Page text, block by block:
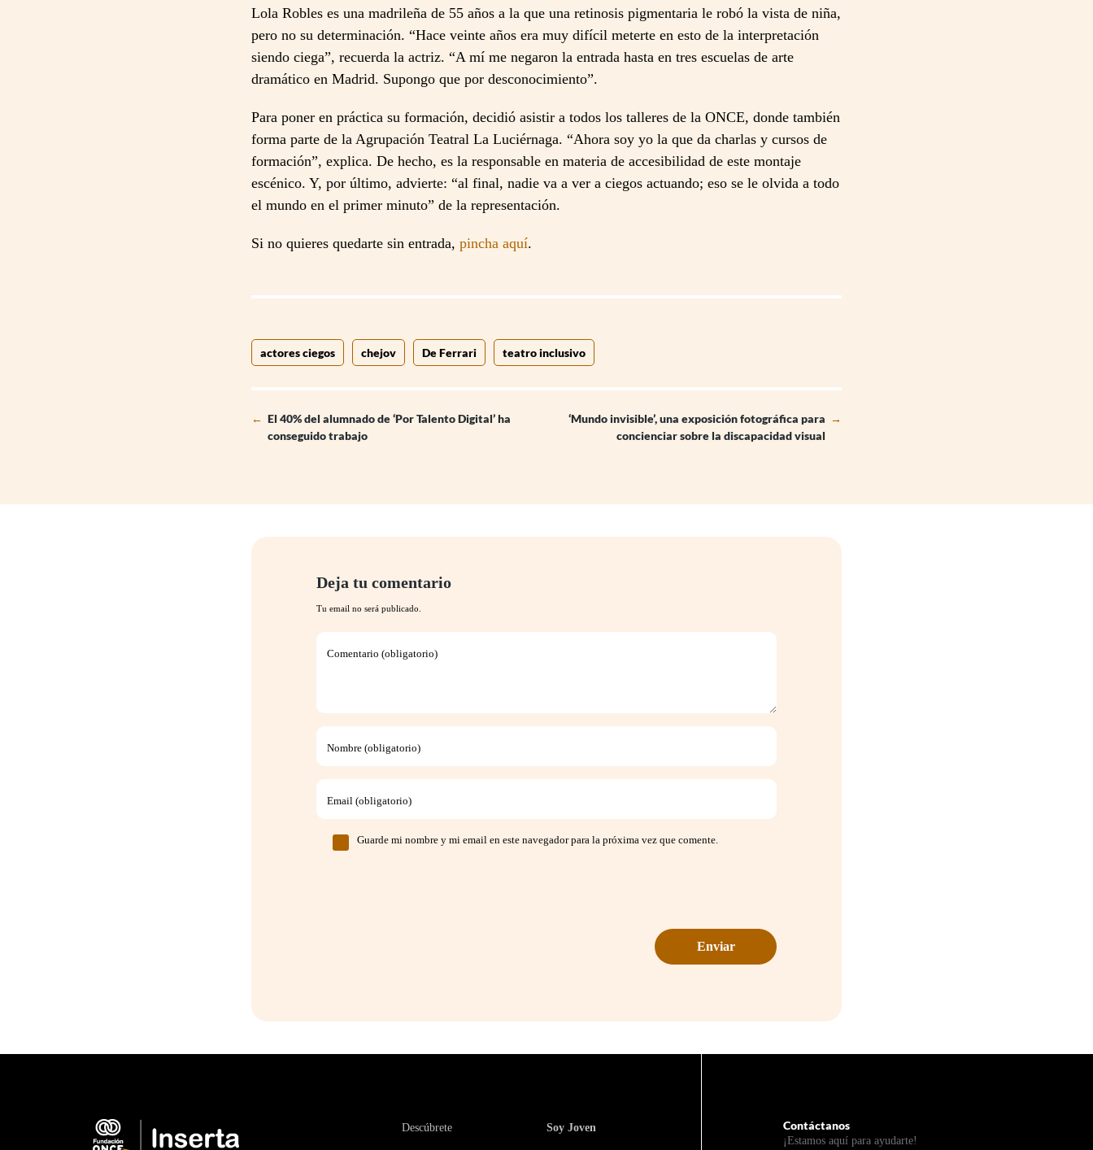
Lola Robles es una madrileña de 55 años a la que una retinosis pigmentaria le robó la vista de niña,
pero no su determinación. “Hace veinte años era muy difícil meterte en esto de la interpretación
siendo ciega”, recuerda la actriz. “A mí me negaron la entrada hasta en tres escuelas de arte
dramático en Madrid. Supongo que por desconocimiento”.
Para poner en práctica su formación, decidió asistir a todos los talleres de la ONCE, donde también
forma parte de la Agrupación Teatral La Luciérnaga. “Ahora soy yo la que da charlas y cursos de
formación”, explica. De hecho, es la responsable en materia de accesibilidad de este montaje
escénico. Y, por último, advierte: “al final, nadie va a ver a ciegos actuando; eso se le olvida a todo
el mundo en el primer minuto” de la representación.
Si no quieres quedarte sin entrada, pincha aquí.
actores ciegos chejov De Ferrari teatro inclusivo
← El 40% del alumnado de ‘Por Talento Digital’ ha
conseguido trabajo
‘Mundo invisible’, una exposición fotográfica para
concienciar sobre la discapacidad visual
→
Deja tu comentario
Tu email no será publicado.
Comentario (obligatorio)
Nombre (obligatorio)
Email (obligatorio)
Guarde mi nombre y mi email en este navegador para la próxima vez que comente.
Descúbrete Soy Joven Contáctanos
¡Estamos aquí para ayudarte!